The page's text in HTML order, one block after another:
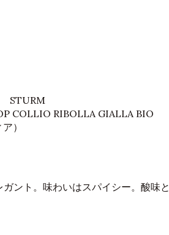
STURM
COLLIO RIBOLLA GIALLA BIO
）
ント。味わいはスパイシー。酸味と